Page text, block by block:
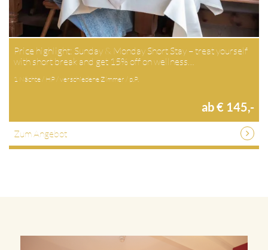
Price highlight: Sunday & Monday Short Stay – treat yourself
with short break and get 15% off on wellness…
1 Nächte / HP / verschiedene Zimmer / p.P.
ab € 145,-
Zum Angebot